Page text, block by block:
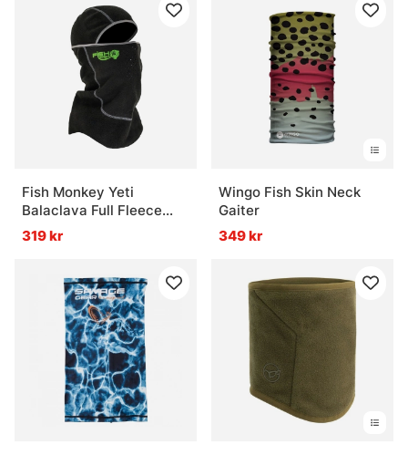
Fish Monkey Yeti
Balaclava Full Fleece
Head Cover
319 kr
Wingo Fish Skin Neck
Gaiter
349 kr